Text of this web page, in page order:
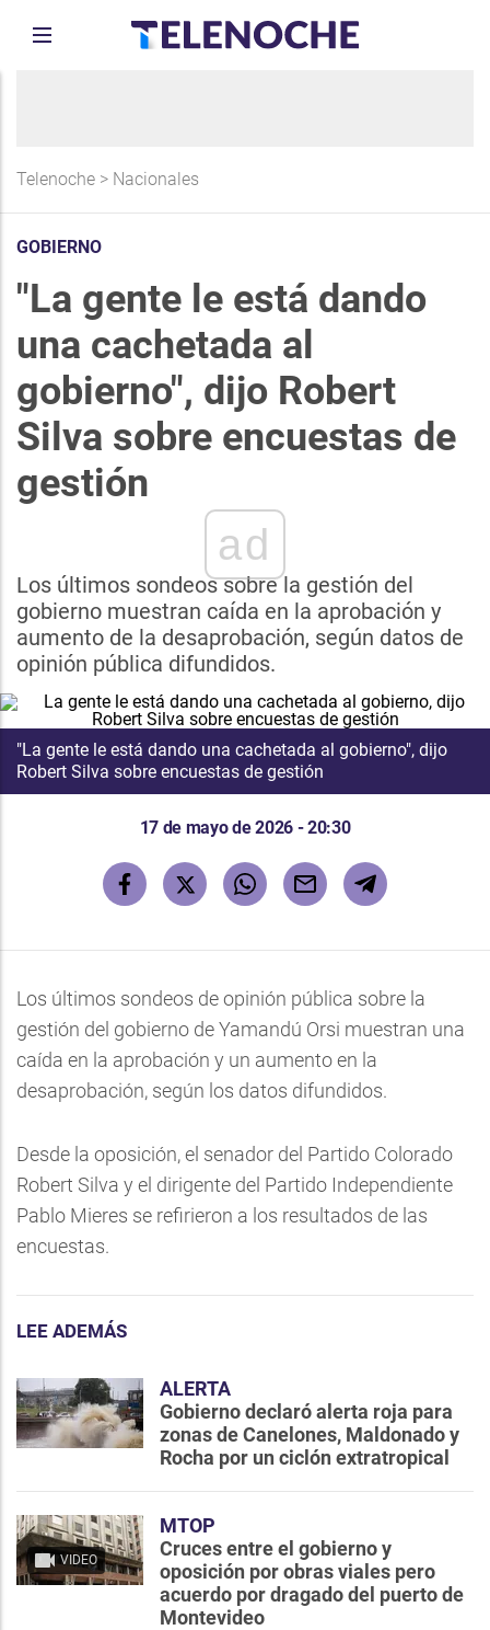
Telenoche > Nacionales
GOBIERNO
"La gente le está dando
una cachetada al
gobierno", dijo Robert
Silva sobre encuestas de
gestión
ad
Los últimos sondeos sobre la gestión del
gobierno muestran caída en la aprobación y
aumento de la desaprobación, según datos de
opinión pública difundidos.
"La gente le está dando una cachetada al gobierno", dijo
Robert Silva sobre encuestas de gestión
17 de mayo de 2026 - 20:30
Los últimos sondeos de opinión pública sobre la
gestión del gobierno de Yamandú Orsi muestran una
caída en la aprobación y un aumento en la
desaprobación, según los datos difundidos.
Desde la oposición, el senador del Partido Colorado
Robert Silva y el dirigente del Partido Independiente
Pablo Mieres se refirieron a los resultados de las
encuestas.
LEE ADEMÁS
ALERTA
Gobierno declaró alerta roja para
zonas de Canelones, Maldonado y
Rocha por un ciclón extratropical
VIDEO
MTOP
Cruces entre el gobierno y
oposición por obras viales pero
acuerdo por dragado del puerto de
Montevideo